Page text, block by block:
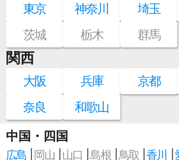
東京 神奈川 埼玉
茨城
栃木 群馬
関西
大阪 兵庫 京都
奈良
和歌山
中国・四国
広島 岡山 山口 島根 鳥取 香川